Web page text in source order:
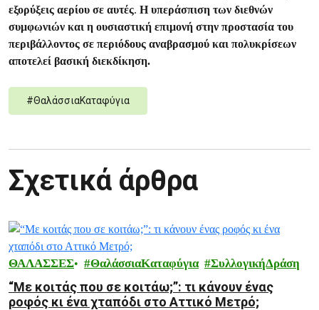
εξορύξεις αερίου σε αυτές. Η υπεράσπιση των διεθνών
συμφωνιών και η ουσιαστική επιμονή στην προστασία του
περιβάλλοντος σε περιόδους αναβρασμού και πολυκρίσεων
αποτελεί βασική διεκδίκηση.
#ΘαλάσσιαΚαταφύγια
Σχετικά άρθρα
ΘΑΛΑΣΣΕΣ ΘαλάσσιαΚαταφύγια ΣυλλογικήΔράση
“Με κοιτάς που σε κοιτάω;”: τι κάνουν ένας
ροφός κι ένα χταπόδι στο Αττικό Μετρό;